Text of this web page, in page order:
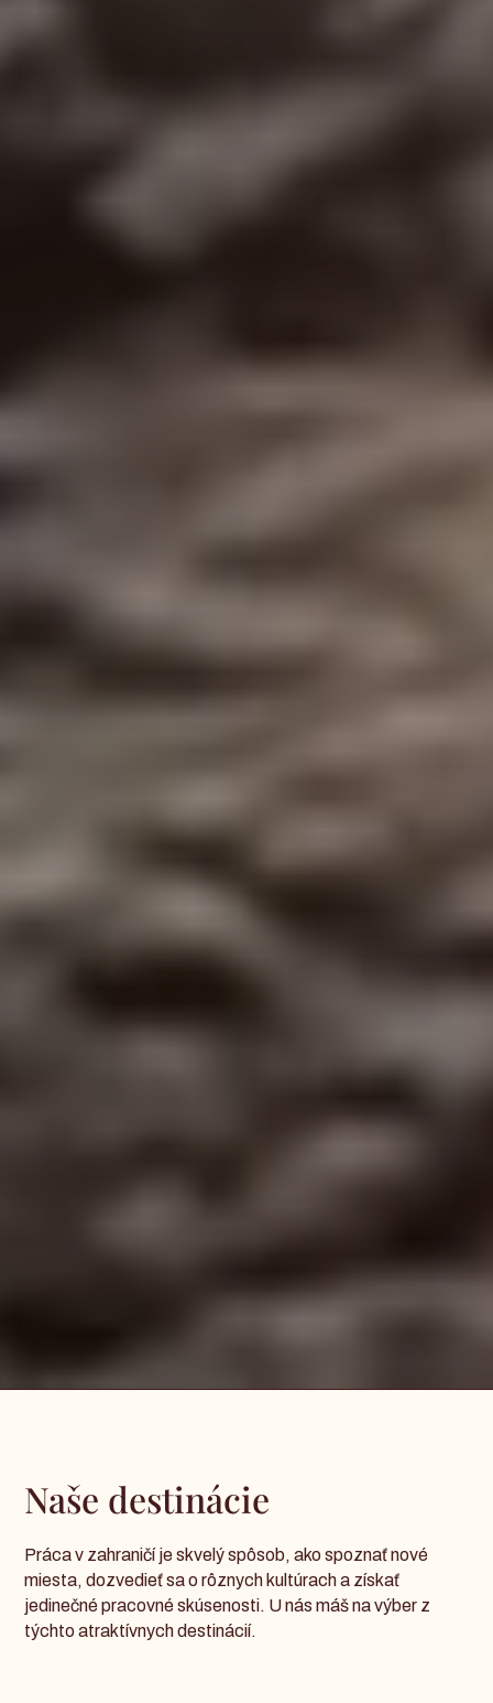
Naše destinácie
Práca v zahraničí je skvelý spôsob, ako spoznať nové
miesta, dozvedieť sa o rôznych kultúrach a získať
jedinečné pracovné skúsenosti. U nás máš na výber z
týchto atraktívnych destinácií.